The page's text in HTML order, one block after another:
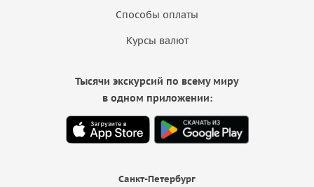
Способы оплаты
Курсы валют
Санкт-Петербург
Тысячи экскурсий по всему миру
в одном приложении: